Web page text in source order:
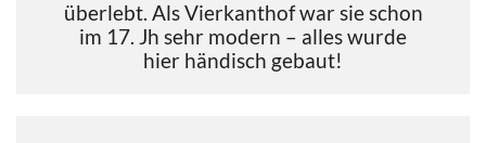
überlebt. Als Vierkanthof war sie schon
im 17. Jh sehr modern – alles wurde
hier händisch gebaut!